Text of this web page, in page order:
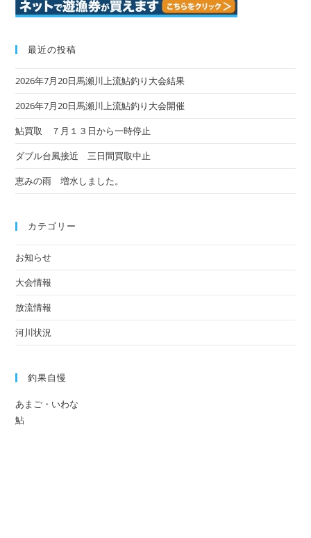
最近の投稿
2026年7月20日馬瀬川上流鮎釣り大会結果
2026年7月20日馬瀬川上流鮎釣り大会開催
鮎買取 ７月１３日から一時停止
ダブル台風接近 三日間買取中止
恵みの雨 増水しました。
カテゴリー
お知らせ
大会情報
放流情報
河川状況
釣果自慢
あまご・いわな
鮎